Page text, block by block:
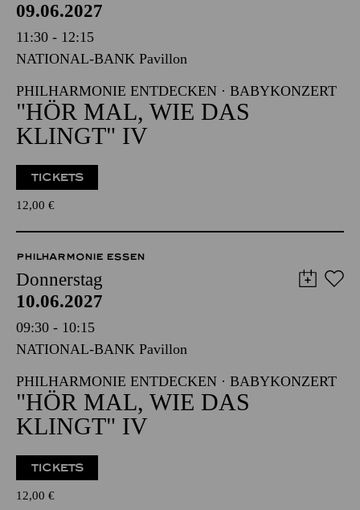
09.06.2027
11:30 - 12:15
NATIONAL-BANK Pavillon
PHILHARMONIE ENTDECKEN · BABYKONZERT
"HÖR MAL, WIE DAS
KLINGT" IV
TICKETS
12,00 €
PHILHARMONIE ESSEN
Donnerstag
10.06.2027
09:30 - 10:15
NATIONAL-BANK Pavillon
PHILHARMONIE ENTDECKEN · BABYKONZERT
"HÖR MAL, WIE DAS
KLINGT" IV
TICKETS
12,00 €